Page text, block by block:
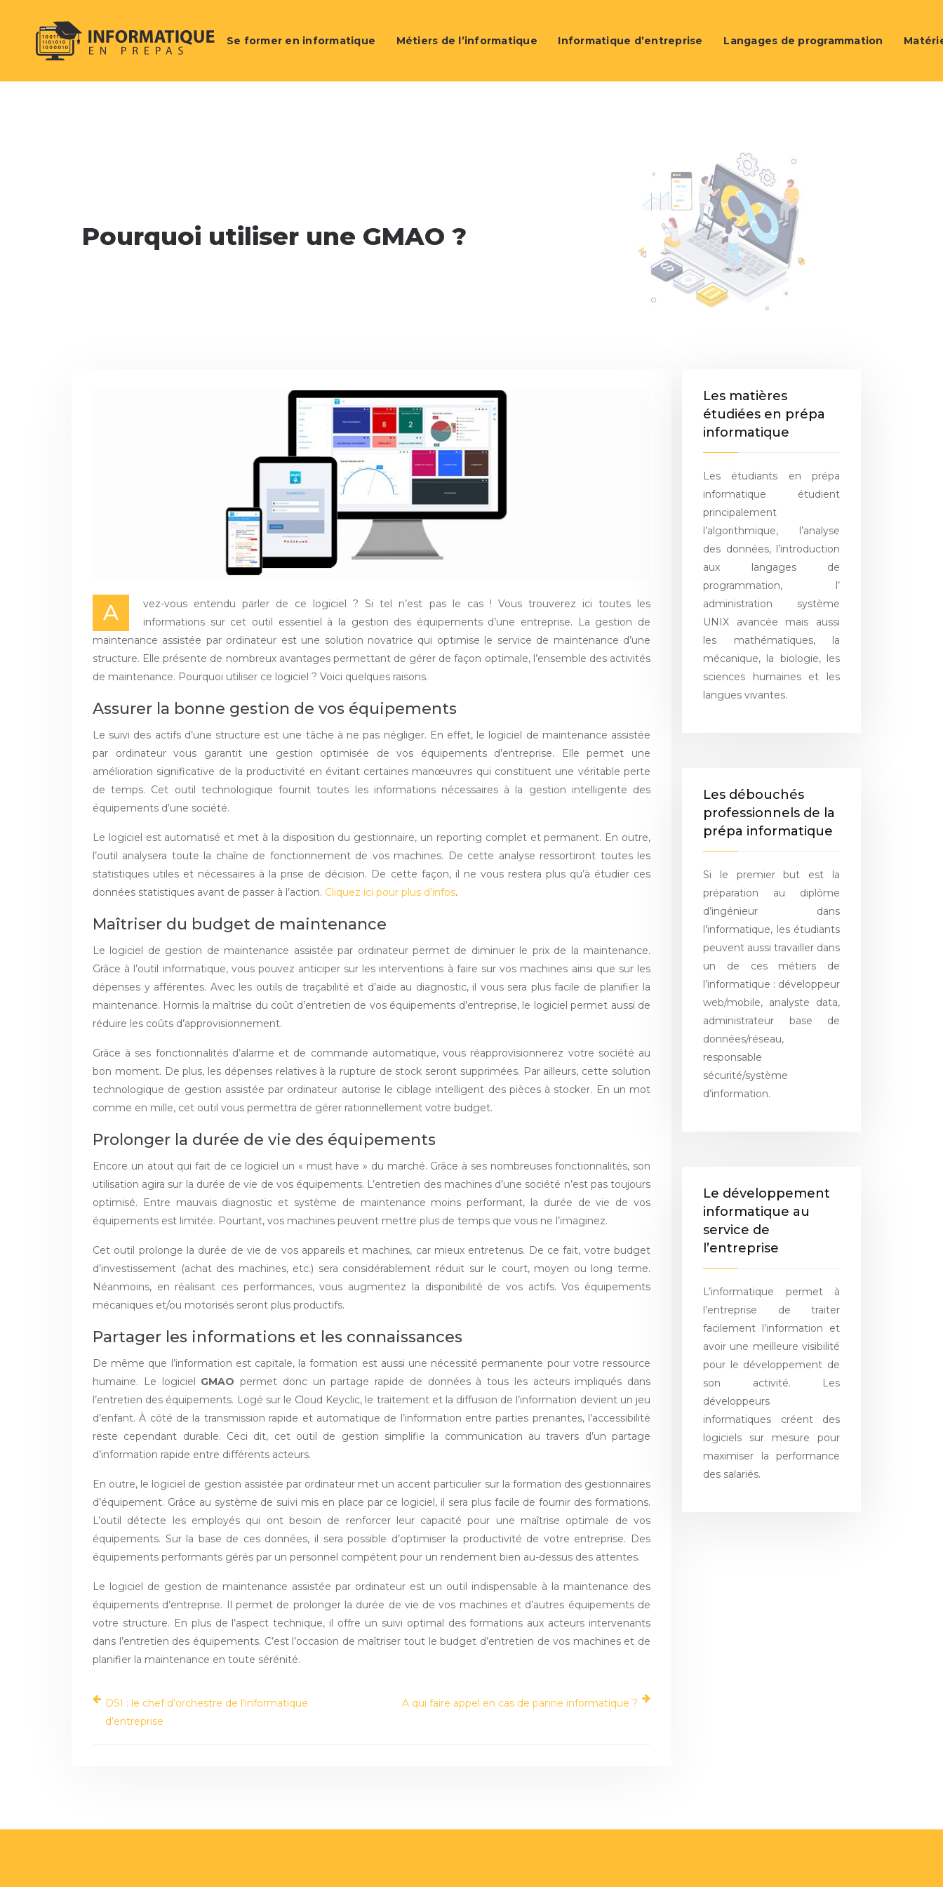
Se former en informatique Métiers de l’informatique Informatique d’entreprise Langages de programmation
Pourquoi utiliser une GMAO ?
A
vez-vous entendu parler de ce logiciel ? Si tel n’est pas le cas ! Vous trouverez ici toutes les
informations sur cet outil essentiel à la gestion des équipements d’une entreprise. La gestion de
maintenance assistée par ordinateur est une solution novatrice qui optimise le service de maintenance d’une
structure. Elle présente de nombreux avantages permettant de gérer de façon optimale, l’ensemble des activités
de maintenance. Pourquoi utiliser ce logiciel ? Voici quelques raisons.
Assurer la bonne gestion de vos équipements
Le suivi des actifs d’une structure est une tâche à ne pas négliger. En effet, le logiciel de maintenance assistée
par ordinateur vous garantit une gestion optimisée de vos équipements d’entreprise. Elle permet une
amélioration significative de la productivité en évitant certaines manœuvres qui constituent une véritable perte
de temps. Cet outil technologique fournit toutes les informations nécessaires à la gestion intelligente des
équipements d’une société.
Le logiciel est automatisé et met à la disposition du gestionnaire, un reporting complet et permanent. En outre,
l’outil analysera toute la chaîne de fonctionnement de vos machines. De cette analyse ressortiront toutes les
statistiques utiles et nécessaires à la prise de décision. De cette façon, il ne vous restera plus qu’à étudier ces
données statistiques avant de passer à l’action. Cliquez ici pour plus d’infos.
Maîtriser du budget de maintenance
Le logiciel de gestion de maintenance assistée par ordinateur permet de diminuer le prix de la maintenance.
Grâce à l’outil informatique, vous pouvez anticiper sur les interventions à faire sur vos machines ainsi que sur les
dépenses y afférentes. Avec les outils de traçabilité et d’aide au diagnostic, il vous sera plus facile de planifier la
maintenance. Hormis la maîtrise du coût d’entretien de vos équipements d’entreprise, le logiciel permet aussi de
réduire les coûts d’approvisionnement.
Grâce à ses fonctionnalités d’alarme et de commande automatique, vous réapprovisionnerez votre société au
bon moment. De plus, les dépenses relatives à la rupture de stock seront supprimées. Par ailleurs, cette solution
technologique de gestion assistée par ordinateur autorise le ciblage intelligent des pièces à stocker. En un mot
comme en mille, cet outil vous permettra de gérer rationnellement votre budget.
Prolonger la durée de vie des équipements
Encore un atout qui fait de ce logiciel un « must have » du marché. Grâce à ses nombreuses fonctionnalités, son
utilisation agira sur la durée de vie de vos équipements. L’entretien des machines d’une société n’est pas toujours
optimisé. Entre mauvais diagnostic et système de maintenance moins performant, la durée de vie de vos
équipements est limitée. Pourtant, vos machines peuvent mettre plus de temps que vous ne l’imaginez.
Cet outil prolonge la durée de vie de vos appareils et machines, car mieux entretenus. De ce fait, votre budget
d’investissement (achat des machines, etc.) sera considérablement réduit sur le court, moyen ou long terme.
Néanmoins, en réalisant ces performances, vous augmentez la disponibilité de vos actifs. Vos équipements
mécaniques et/ou motorisés seront plus productifs.
Partager les informations et les connaissances
De même que l’information est capitale, la formation est aussi une nécessité permanente pour votre ressource
humaine. Le logiciel GMAO permet donc un partage rapide de données à tous les acteurs impliqués dans
l’entretien des équipements. Logé sur le Cloud Keyclic, le traitement et la diffusion de l’information devient un jeu
d’enfant. À côté de la transmission rapide et automatique de l’information entre parties prenantes, l’accessibilité
reste cependant durable. Ceci dit, cet outil de gestion simplifie la communication au travers d’un partage
d’information rapide entre différents acteurs.
En outre, le logiciel de gestion assistée par ordinateur met un accent particulier sur la formation des gestionnaires
d’équipement. Grâce au système de suivi mis en place par ce logiciel, il sera plus facile de fournir des formations.
L’outil détecte les employés qui ont besoin de renforcer leur capacité pour une maîtrise optimale de vos
équipements. Sur la base de ces données, il sera possible d’optimiser la productivité de votre entreprise. Des
équipements performants gérés par un personnel compétent pour un rendement bien au-dessus des attentes.
Le logiciel de gestion de maintenance assistée par ordinateur est un outil indispensable à la maintenance des
équipements d’entreprise. Il permet de prolonger la durée de vie de vos machines et d’autres équipements de
votre structure. En plus de l’aspect technique, il offre un suivi optimal des formations aux acteurs intervenants
dans l’entretien des équipements. C’est l’occasion de maîtriser tout le budget d’entretien de vos machines et de
planifier la maintenance en toute sérénité.
DSI : le chef d’orchestre de l’informatique
d’entreprise
A qui faire appel en cas de panne informatique ?
Les matières
étudiées en prépa
informatique
Les étudiants en prépa
informatique étudient
principalement
l’algorithmique, l’analyse
des données, l’introduction
aux langages de
programmation, l’
administration système
UNIX avancée mais aussi
les mathématiques, la
mécanique, la biologie, les
sciences humaines et les
langues vivantes.
Les débouchés
professionnels de la
prépa informatique
Si le premier but est la
préparation au diplôme
d’ingénieur dans
l’informatique, les étudiants
peuvent aussi travailler dans
un de ces métiers de
l’informatique : développeur
web/mobile, analyste data,
administrateur base de
données/réseau,
responsable
sécurité/système
d’information.
Le développement
informatique au
service de
l’entreprise
L’informatique permet à
l’entreprise de traiter
facilement l’information et
avoir une meilleure visibilité
pour le développement de
son activité. Les
développeurs
informatiques créent des
logiciels sur mesure pour
maximiser la performance
des salariés.